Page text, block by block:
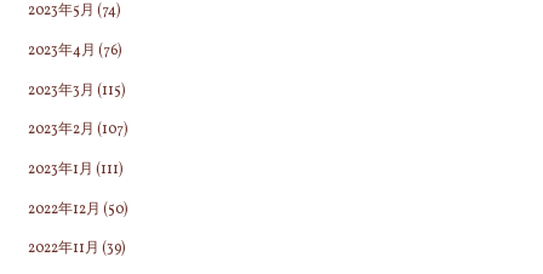
2023年5月 (74)
2023年4月 (76)
2023年3月 (115)
2023年2月 (107)
2023年1月 (111)
2022年12月 (50)
2022年11月 (39)